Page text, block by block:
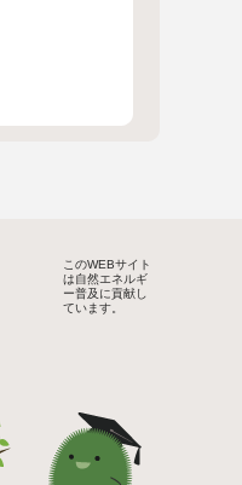
このWEBサイト
は自然エネルギ
ー普及に貢献し
ています。